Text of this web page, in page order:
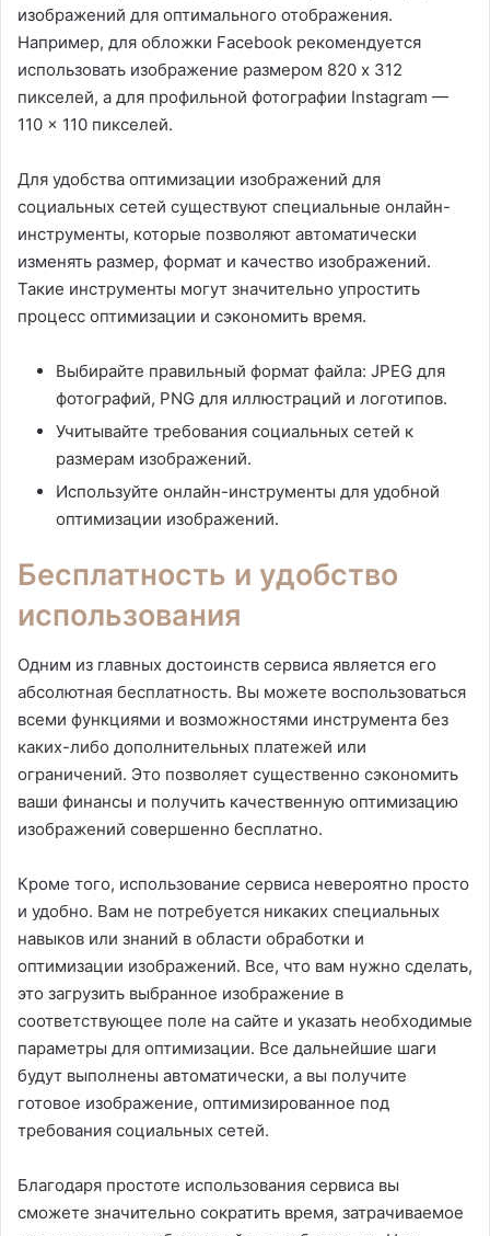
изображений для оптимального отображения.
Например, для обложки Facebook рекомендуется
использовать изображение размером 820 x 312
пикселей, а для профильной фотографии Instagram —
110 x 110 пикселей.
Для удобства оптимизации изображений для
социальных сетей существуют специальные онлайн-
инструменты, которые позволяют автоматически
изменять размер, формат и качество изображений.
Такие инструменты могут значительно упростить
процесс оптимизации и сэкономить время.
Выбирайте правильный формат файла: JPEG для
фотографий, PNG для иллюстраций и логотипов.
Учитывайте требования социальных сетей к
размерам изображений.
Используйте онлайн-инструменты для удобной
оптимизации изображений.
Бесплатность и удобство
использования
Одним из главных достоинств сервиса является его
абсолютная бесплатность. Вы можете воспользоваться
всеми функциями и возможностями инструмента без
каких-либо дополнительных платежей или
ограничений. Это позволяет существенно сэкономить
ваши финансы и получить качественную оптимизацию
изображений совершенно бесплатно.
Кроме того, использование сервиса невероятно просто
и удобно. Вам не потребуется никаких специальных
навыков или знаний в области обработки и
оптимизации изображений. Все, что вам нужно сделать,
это загрузить выбранное изображение в
соответствующее поле на сайте и указать необходимые
параметры для оптимизации. Все дальнейшие шаги
будут выполнены автоматически, а вы получите
готовое изображение, оптимизированное под
требования социальных сетей.
Благодаря простоте использования сервиса вы
сможете значительно сократить время, затрачиваемое